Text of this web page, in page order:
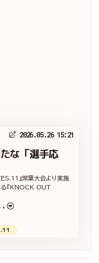
2026.05.26 15:21
な「選手応
』常葉大会より実施
る『KNOCK OUT